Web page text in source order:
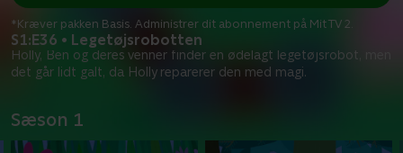
S1:E36 • Legetøjsrobotten
Holly, Ben og deres venner finder en ødelagt legetøjsrobot, men
det går lidt galt, da Holly reparerer den med magi.
*Kræver pakken Basis. Administrer dit abonnement på Mit TV 2.
Sæson 1